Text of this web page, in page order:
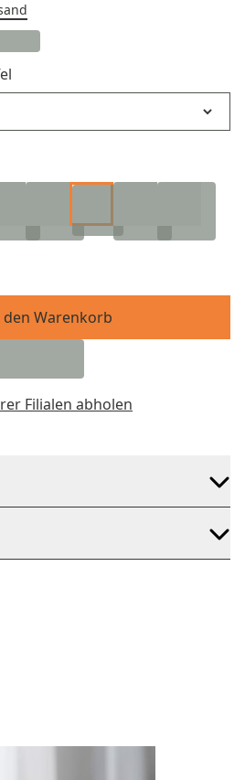
den Warenkorb
Filialen abholen